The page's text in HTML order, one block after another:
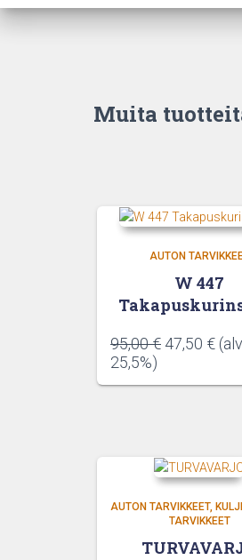
Muita
AUTON
W 447
95,00€ Alkuperäinen
47,50 € (alv
25,5%)
AUTON TARVIKKEET
TARVIKKEET